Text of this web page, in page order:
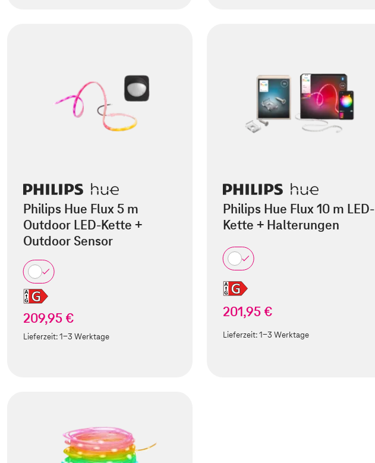
Philips Hue Flux 5 m
Outdoor LED-Kette +
Outdoor Sensor
209,95 €
Lieferzeit:1-3 Werktage
Philips Hue Flux 10 m LED-
Kette + Halterungen
201,95 €
Lieferzeit:1-3 Werktage